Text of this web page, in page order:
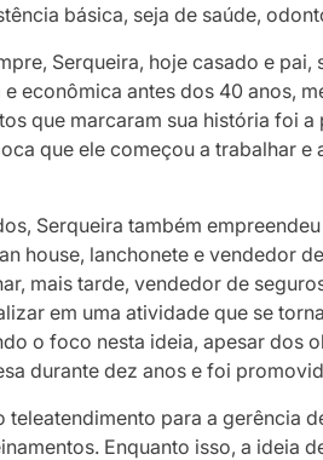
básica, seja de saúde,
Serqueira, hoje casado e
econômica antes dos 40 anos,
que marcaram sua história foi
que ele começou a trabalhar e
Serqueira também
house, lanchonete e vendedor
mais tarde, vendedor de
em uma atividade que se
o foco nesta ideia, apesar dos
durante dez anos e foi
teleatendimento para a gerência
Enquanto isso, a ideia